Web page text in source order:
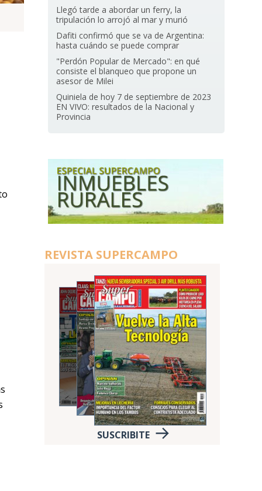
Llegó tarde a abordar un ferry, la
tripulación lo arrojó al mar y murió
Dafiti confirmó que se va de Argentina:
hasta cuándo se puede comprar
"Perdón Popular de Mercado": en qué
consiste el blanqueo que propone un
asesor de Milei
Quiniela de hoy 7 de septiembre de 2023
EN VIVO: resultados de la Nacional y
Provincia
REVISTA SUPERCAMPO
SUSCRIBITE